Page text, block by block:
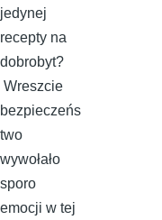
jedynej
recepty na
dobrobyt?
Wreszcie
bezpieczeńs
two
wywołało
sporo
emocji w tej